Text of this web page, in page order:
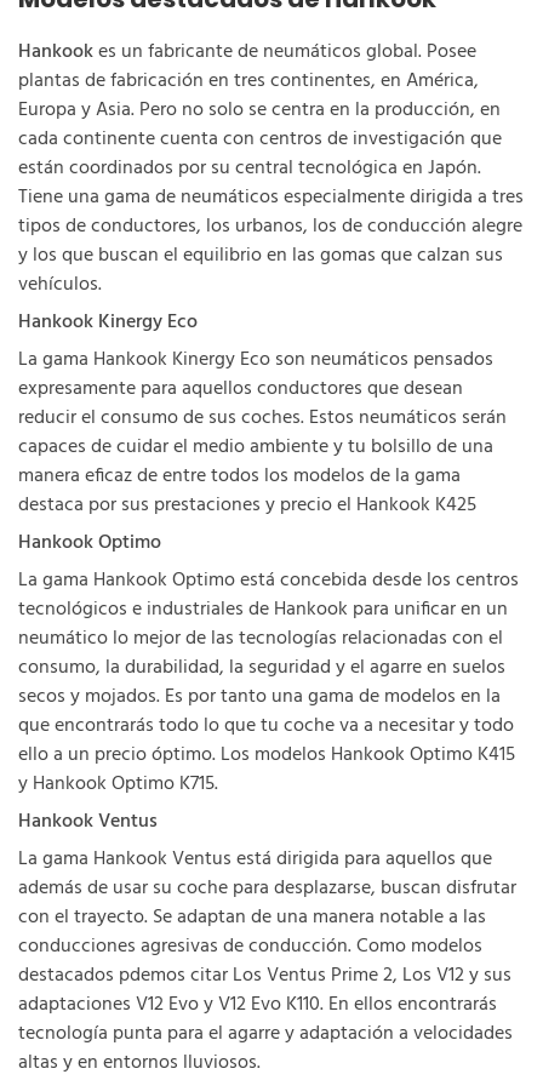
Hankookes un fabricante de neumáticos global. Posee
plantas de fabricación en tres continentes, en América,
Europa y Asia. Pero no solo se centra en la producción, en
cada continente cuenta con centros de investigación que
están coordinados por su central tecnológica en Japón.
Tiene una gama de neumáticos especialmente dirigida a tres
tipos de conductores, los urbanos, los de conducción alegre
y los que buscan el equilibrio en las gomas que calzan sus
vehículos.
Hankook Kinergy Eco
La gama Hankook Kinergy Eco son neumáticos pensados
expresamente para aquellos conductores que desean
reducir el consumo de sus coches. Estos neumáticos serán
capaces de cuidar el medio ambiente y tu bolsillo de una
manera eficaz de entre todos los modelos de la gama
destaca por sus prestaciones y precio el Hankook K425
Hankook Optimo
La gama Hankook Optimo está concebida desde los centros
tecnológicos e industriales de Hankook para unificar en un
neumático lo mejor de las tecnologías relacionadas con el
consumo, la durabilidad, la seguridad y el agarre en suelos
secos y mojados. Es por tanto una gama de modelos en la
que encontrarás todo lo que tu coche va a necesitar y todo
ello a un precio óptimo. Los modelos Hankook Optimo K415
y Hankook Optimo K715.
Hankook Ventus
La gama Hankook Ventus está dirigida para aquellos que
además de usar su coche para desplazarse, buscan disfrutar
con el trayecto. Se adaptan de una manera notable a las
conducciones agresivas de conducción. Como modelos
destacados pdemos citar Los Ventus Prime 2, Los V12 y sus
adaptaciones V12 Evo y V12 Evo K110. En ellos encontrarás
tecnología punta para el agarre y adaptación a velocidades
altas y en entornos lluviosos.